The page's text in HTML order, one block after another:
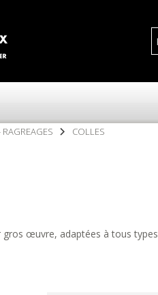
COLLES
œuvre, adaptées à tous